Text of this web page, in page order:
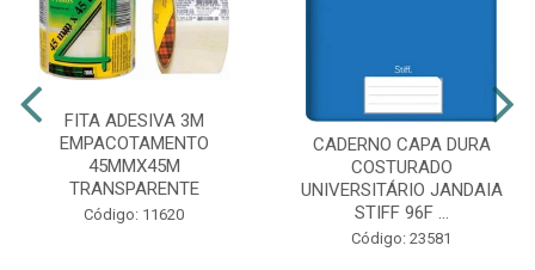
FITA ADESIVA 3M
EMPACOTAMENTO
45MMX45M
TRANSPARENTE
Código: 11620
CADERNO CAPA DURA
COSTURADO
UNIVERSITÁRIO JANDAIA
STIFF 96F ...
Código: 23581